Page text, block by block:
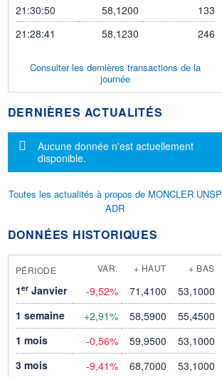
21:30:50
58,1200
133
21:28:41
58,1230 246
Consulter les dernières transactions de la
journée
DERNIÈRES ACTUALITÉS
Message d'information
Aucune donnée n'est actuellement
disponible.
Toutes les actualités à propos de MONCLER UNSP
ADR
DONNÉES HISTORIQUES
PÉRIODE VAR. + HAUT + BAS
1erJanvier -9,52% 71,4100
53,1000
1 semaine
+2,91% 58,5900
55,4500
1 mois
-0,56% 59,9500
53,1000
3 mois
-9,41% 68,7000
53,1000